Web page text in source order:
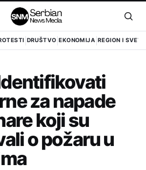
DRUŠTVO EKONOMIJA REGION I SVET
za napade
koji su
o požaru u